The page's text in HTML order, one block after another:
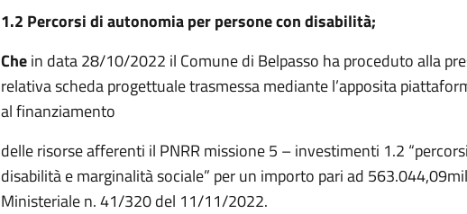
1.2 Percorsi di autonomia per persone con disabilità;
Chein data 28/10/2022 il Comune di Belpasso ha proceduto alla
relativa scheda progettuale trasmessa mediante l’apposita
al finanziamento
delle risorse afferenti il PNRR missione 5 – investimenti 1.2
disabilità e marginalità sociale” per un importo pari ad
Ministeriale n. 41/320 del 11/11/2022.